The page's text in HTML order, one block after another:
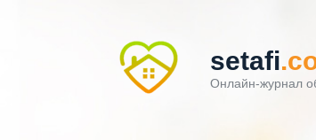
setafi
Онлайн-журнал